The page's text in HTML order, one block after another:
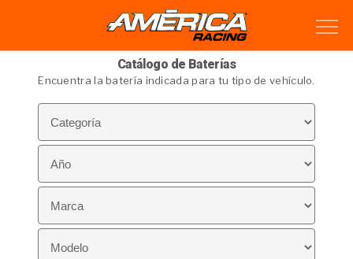
Catálogo de Baterías
Encuentra la batería indicada para tu tipo de vehículo.